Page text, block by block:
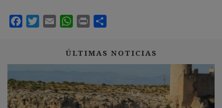
ÚLTIMAS NOTICIAS